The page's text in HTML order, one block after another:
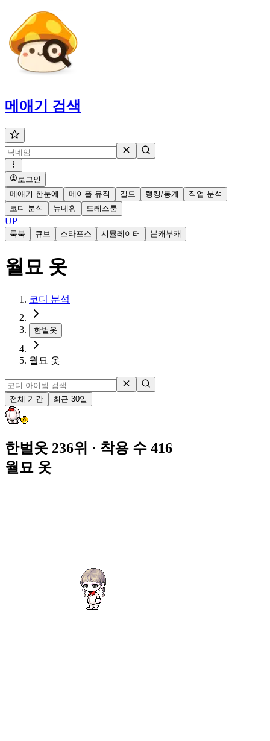
메애기 검색
로그인
메애기 한눈에
메이플 뮤직 길드 랭킹/통계
직업 분석
코디 분석
뉴녜힁 드레스룸
UP
룩북 큐브 스타포스 시뮬레이터 본캐부캐
월묘 옷
코디 분석
한벌옷
월묘 옷
전체 기간 최근 30일
한벌옷 236위 · 착용 수 416
월묘 옷